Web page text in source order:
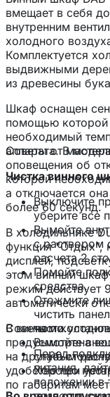
вмещает в себя
внутренним
холодного
Комплектуется
выдвижными
из древесины
Шкаф оснащен
помощью которой
необходимый
аппарата. В
оповещения об
которой
а отключается
более 60 секунд.
В холодильнике
функция "Отдых",
дисплей,
этом винный
режим действует
автоматически
В винном
предусмотрена
на другую
удобство при
по габаритам
Советы от
Чистка винного
Выключите
уберите все
Вымойте
с раствором
расчета 2
Помойте
средства.
Отожмите
чистить
части.
Вымойте
слабым
Хорошо
Советы по
Перед
питания,
положении в